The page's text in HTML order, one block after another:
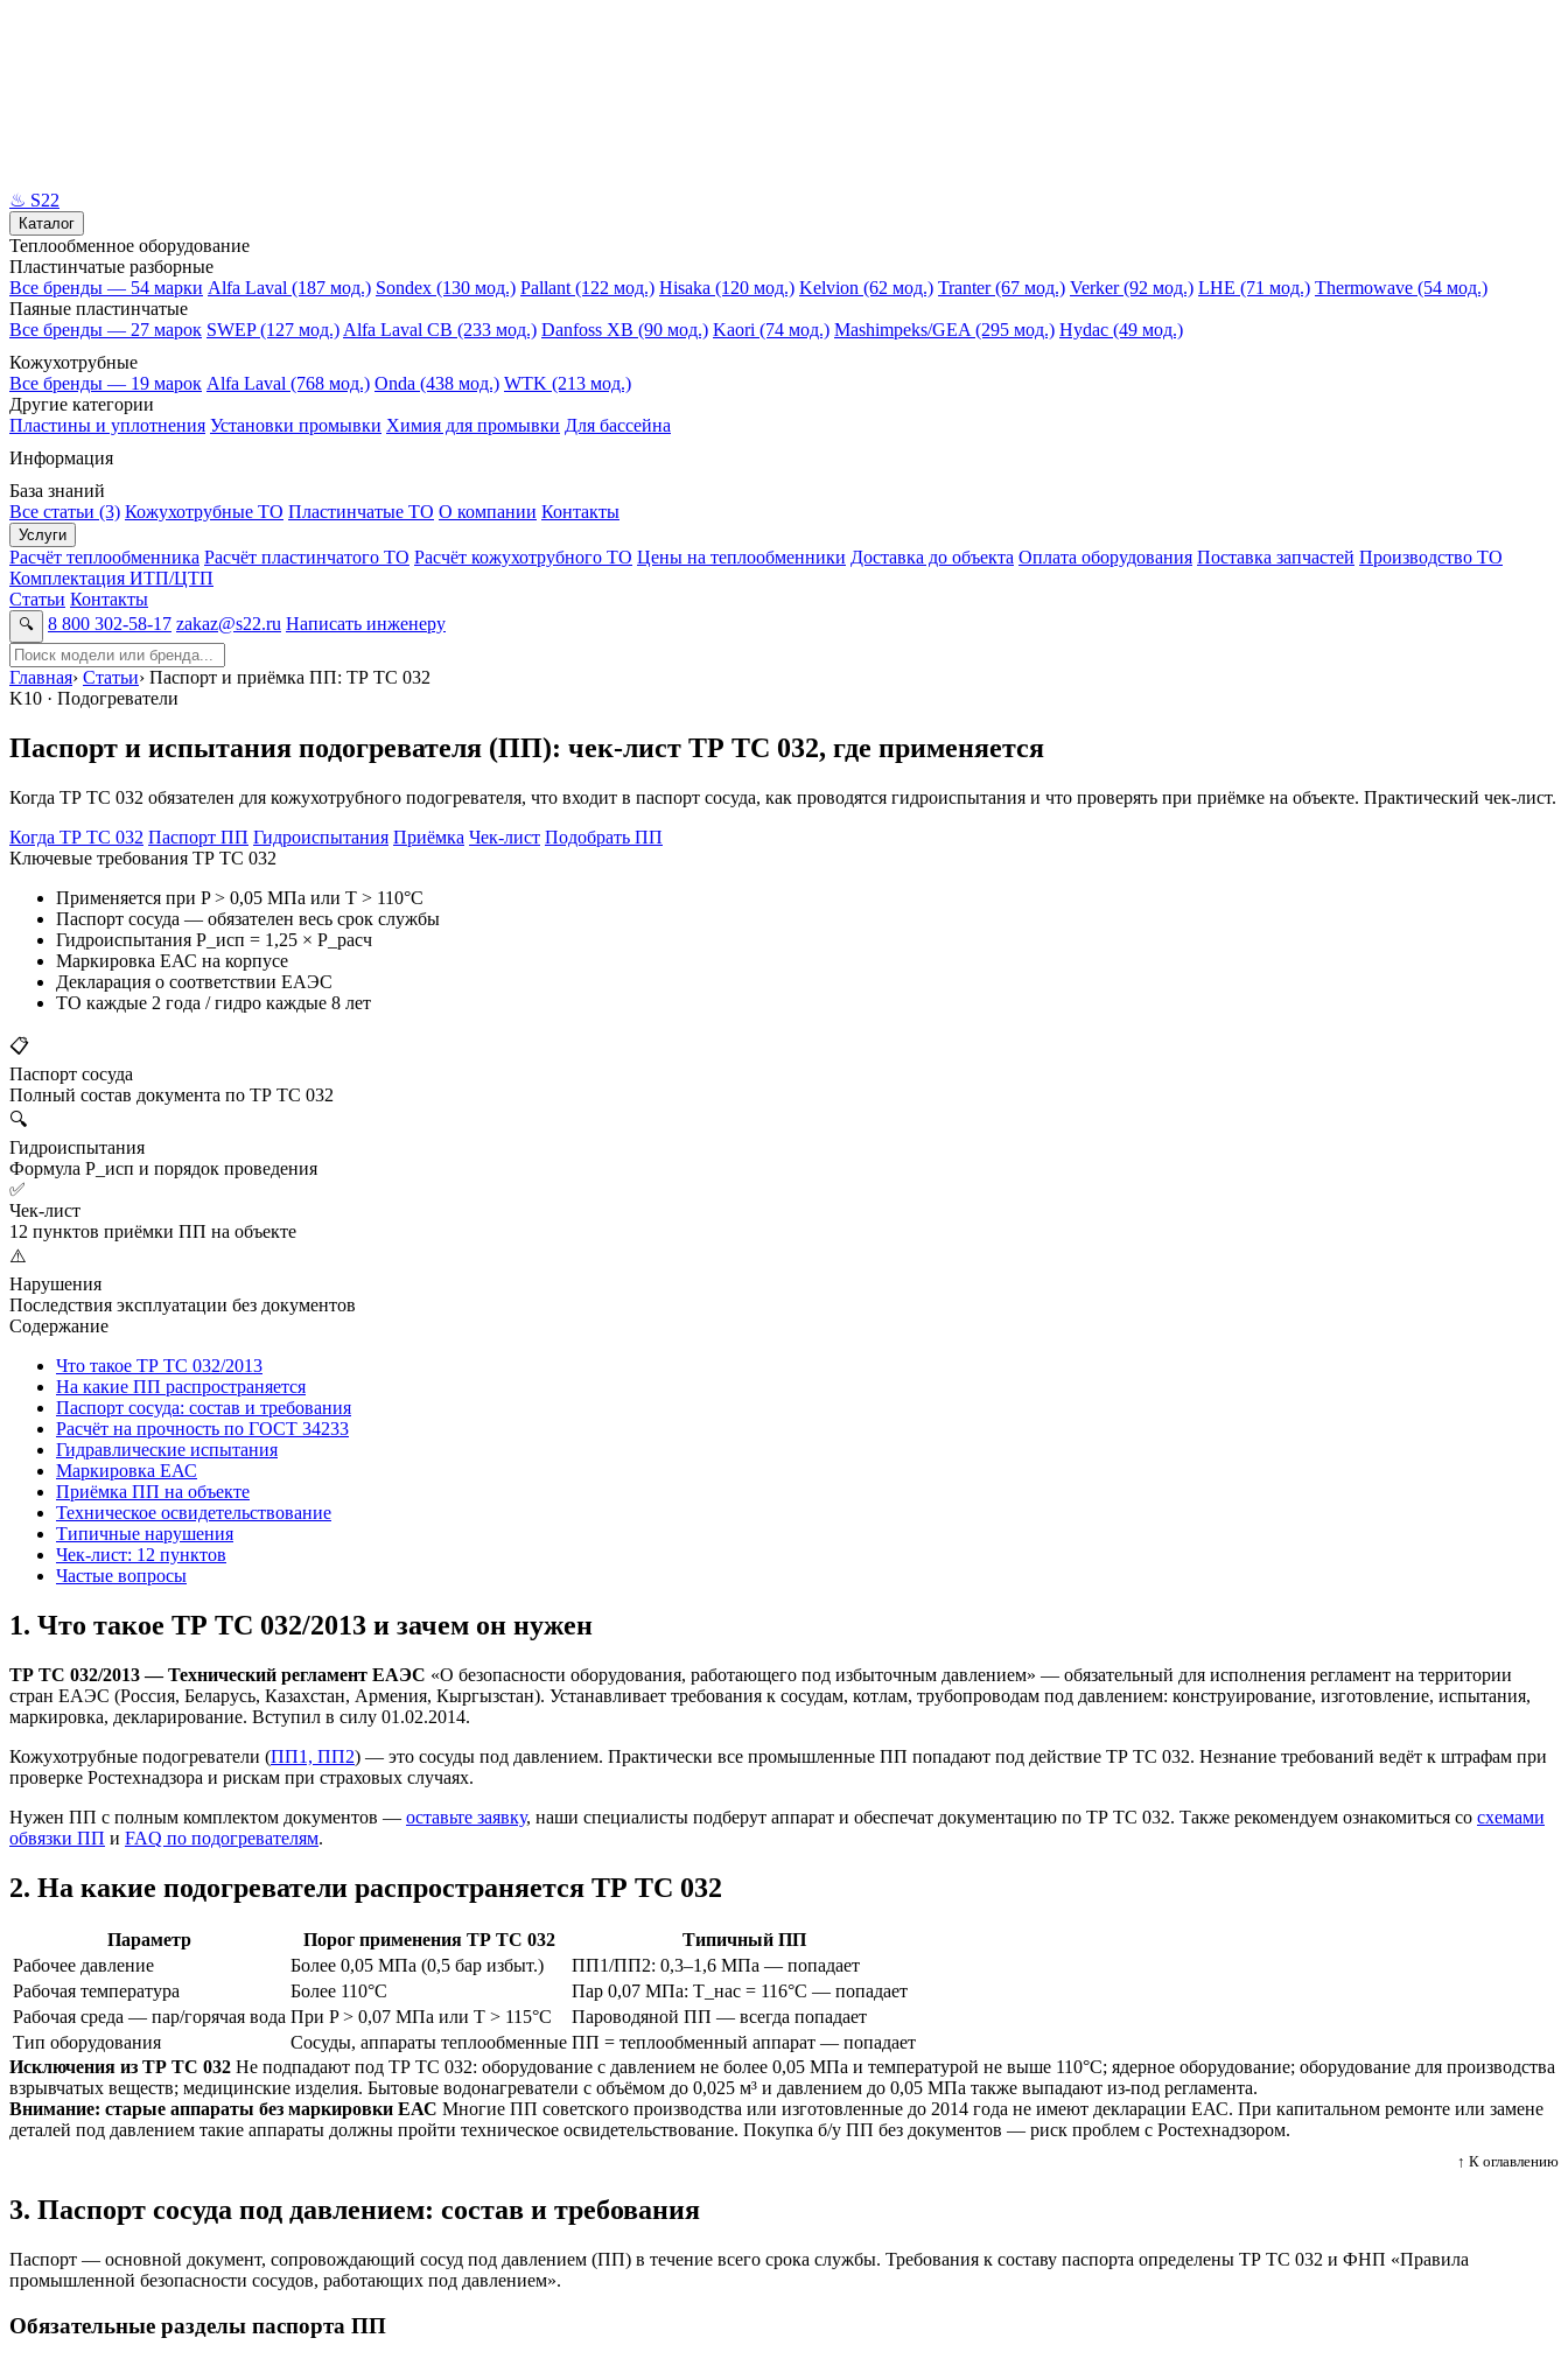
♨ S22
Каталог
Теплообменное оборудование
Пластинчатые разборные
Все бренды — 54 марки Alfa Laval (187 мод.) Sondex (130 мод.) Pallant (122 мод.) Hisaka (120 мод.) Kelvion (62 мод.) Tranter (67 мод.) Verker (92 мод.) LHE (71 мод.) Thermowave (54 мод.)
Паяные пластинчатые
Все бренды — 27 марок SWEP (127 мод.) Alfa Laval CB (233 мод.) Danfoss XB (90 мод.) Kaori (74 мод.) Mashimpeks/GEA (295 мод.) Hydac (49 мод.)
Кожухотрубные
Все бренды — 19 марок Alfa Laval (768 мод.) Onda (438 мод.) WTK (213 мод.)
Другие категории
Пластины и уплотнения Установки промывки Химия для промывки Для бассейна
Информация
База знаний
Все статьи (3) Кожухотрубные ТО Пластинчатые ТО О компании Контакты
Услуги
Расчёт теплообменника Расчёт пластинчатого ТО Расчёт кожухотрубного ТО Цены на теплообменники Доставка до объекта Оплата оборудования Поставка запчастей Производство ТО
Комплектация ИТП/ЦТП
Статьи Контакты
🔍 8 800 302-58-17 zakaz@s22.ru Написать инженеру
Главная› Статьи› Паспорт и приёмка ПП: ТР ТС 032
K10 · Подогреватели
Паспорт и испытания подогревателя (ПП): чек-лист ТР ТС 032, где применяется
Когда ТР ТС 032 обязателен для кожухотрубного подогревателя, что входит в паспорт сосуда, как проводятся гидроиспытания и что проверять при приёмке на объекте. Практический чек-лист.
Когда ТР ТС 032 Паспорт ПП Гидроиспытания Приёмка Чек-лист Подобрать ПП
Ключевые требования ТР ТС 032
Применяется при P > 0,05 МПа или T > 110°C
Паспорт сосуда — обязателен весь срок службы
Гидроиспытания P_исп = 1,25 × P_расч
Маркировка ЕАС на корпусе
Декларация о соответствии ЕАЭС
ТО каждые 2 года / гидро каждые 8 лет
📋
Паспорт сосуда
Полный состав документа по ТР ТС 032
🔍
Гидроиспытания
Формула P_исп и порядок проведения
✅
Чек-лист
12 пунктов приёмки ПП на объекте
⚠️
Нарушения
Последствия эксплуатации без документов
Содержание
Что такое ТР ТС 032/2013
На какие ПП распространяется
Паспорт сосуда: состав и требования
Расчёт на прочность по ГОСТ 34233
Гидравлические испытания
Маркировка ЕАС
Приёмка ПП на объекте
Техническое освидетельствование
Типичные нарушения
Чек-лист: 12 пунктов
Частые вопросы
1. Что такое ТР ТС 032/2013 и зачем он нужен
ТР ТС 032/2013 — Технический регламент ЕАЭС «О безопасности оборудования, работающего под избыточным давлением» — обязательный для исполнения регламент на территории
стран ЕАЭС (Россия, Беларусь, Казахстан, Армения, Кыргызстан). Устанавливает требования к сосудам, котлам, трубопроводам под давлением: конструирование, изготовление, испытания,
маркировка, декларирование. Вступил в силу 01.02.2014.
Кожухотрубные подогреватели (ПП1, ПП2) — это сосуды под давлением. Практически все промышленные ПП попадают под действие ТР ТС 032. Незнание требований ведёт к штрафам при
проверке Ростехнадзора и рискам при страховых случаях.
Нужен ПП с полным комплектом документов — оставьте заявку, наши специалисты подберут аппарат и обеспечат документацию по ТР ТС 032. Также рекомендуем ознакомиться со схемами
обвязки ПП и FAQ по подогревателям.
2. На какие подогреватели распространяется ТР ТС 032
Параметр Порог применения ТР ТС 032
Типичный ПП
Рабочее давление
Более 0,05 МПа (0,5 бар избыт.)
ПП1/ПП2: 0,3–1,6 МПа — попадает
Рабочая температура
Более 110°C
Пар 0,07 МПа: T_нас = 116°C — попадает
Рабочая среда — пар/горячая вода При P > 0,07 МПа или T > 115°C
Пароводяной ПП — всегда попадает
Тип оборудования
Сосуды, аппараты теплообменные ПП = теплообменный аппарат — попадает
Исключения из ТР ТС 032 Не подпадают под ТР ТС 032: оборудование с давлением не более 0,05 МПа и температурой не выше 110°C; ядерное оборудование; оборудование для производства
взрывчатых веществ; медицинские изделия. Бытовые водонагреватели с объёмом до 0,025 м³ и давлением до 0,05 МПа также выпадают из-под регламента.
Внимание: старые аппараты без маркировки ЕАС Многие ПП советского производства или изготовленные до 2014 года не имеют декларации ЕАС. При капитальном ремонте или замене
деталей под давлением такие аппараты должны пройти техническое освидетельствование. Покупка б/у ПП без документов — риск проблем с Ростехнадзором.
↑ К оглавлению
3. Паспорт сосуда под давлением: состав и требования
Паспорт — основной документ, сопровождающий сосуд под давлением (ПП) в течение всего срока службы. Требования к составу паспорта определены ТР ТС 032 и ФНП «Правила
промышленной безопасности сосудов, работающих под давлением».
Обязательные разделы паспорта ПП